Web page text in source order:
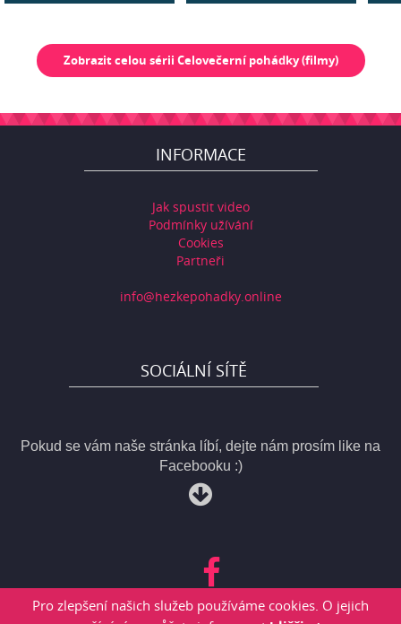
Pro zlepšení našich služeb používáme cookies. O jejich
Zobrazit celou sérii Celovečerní pohádky (filmy)
INFORMACE
Jak spustit video
Podmínky užívání
Cookies
Partneři
info@hezkepohadky.online
SOCIÁLNÍ SÍTĚ
Pokud se vám naše stránka líbí, dejte nám prosím like na
Facebooku :)